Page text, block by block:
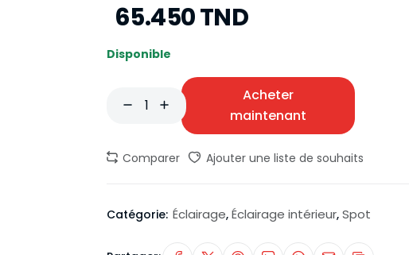
65.450 TND
Disponible
Acheter
maintenant
Comparer Ajouter une liste de souhaits
Catégorie: Éclairage, Éclairage intérieur, Spot